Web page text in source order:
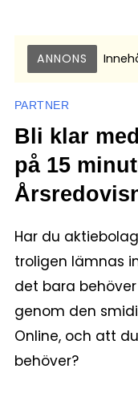
ANNONS
PARTNER
Bli klar
på 15
Har du
troligen lämnas
det bara
genom den
Online, och att
behöver?